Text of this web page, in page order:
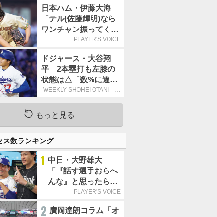
日本ハム・伊藤大海
「テル(佐藤輝明)なら
ワンチャン振ってくれ
るかなと思って超スロ
た」／魔球
PLAYER'S VOICE
ドジャース・大谷翔
平 2本塁打も左膝の
状態は△「数%に違和
感があるなら、まだ休
針」
WEEKLY SHOHEI OTANI 二
刀流で呼び込む3連覇
もっと見る
ス数ランキング
1 中日・大野雄大
「『話す選手おらへ
んな』と思ったら坂
本勇人が来た！」／
PLAYER'S VOICE
2 廣岡達朗コラム「オ